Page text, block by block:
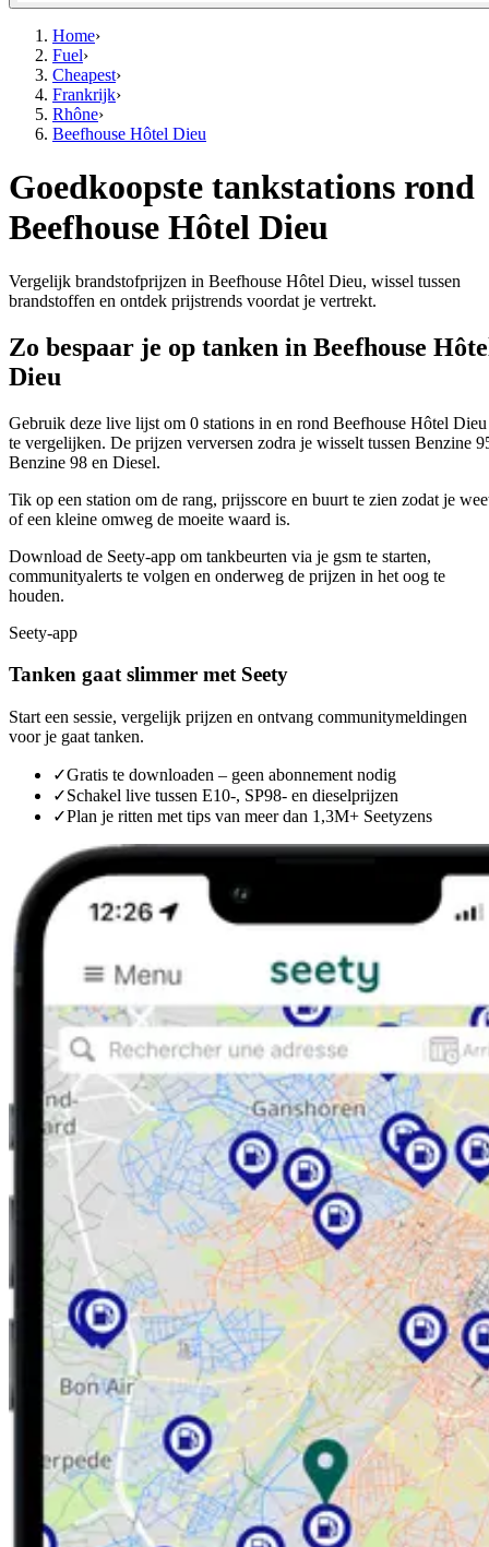
Home›
Fuel›
Cheapest›
Frankrijk›
Rhône›
Beefhouse Hôtel Dieu
Goedkoopste tankstations rond
Beefhouse Hôtel Dieu
Vergelijk brandstofprijzen in Beefhouse Hôtel Dieu, wissel tussen
brandstoffen en ontdek prijstrends voordat je vertrekt.
Zo bespaar je op tanken in Beefhouse
Dieu
Gebruik deze live lijst om 0 stations in en rond Beefhouse Hôtel Dieu
te vergelijken. De prijzen verversen zodra je wisselt tussen Benzine
Benzine 98 en Diesel.
Tik op een station om de rang, prijsscore en buurt te zien zodat je
of een kleine omweg de moeite waard is.
Download de Seety-app om tankbeurten via je gsm te starten,
communityalerts te volgen en onderweg de prijzen in het oog te
houden.
Seety-app
Tanken gaat slimmer met Seety
Start een sessie, vergelijk prijzen en ontvang communitymeldingen
voor je gaat tanken.
✓Gratis te downloaden – geen abonnement nodig
✓Schakel live tussen E10-, SP98- en dieselprijzen
✓Plan je ritten met tips van meer dan 1,3M+ Seetyzens